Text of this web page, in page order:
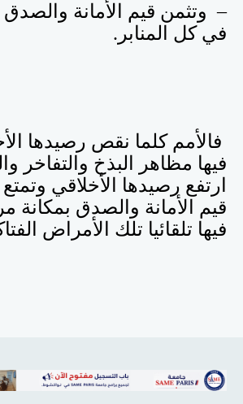
– وتثمن قيم الأمانة
في كل المنابر.
فالأمم كلما نقص رصيدها
فيها مظاهر البذخ والتفاخر
ارتفع رصيدها الأخلاقي
قيم الأمانة والصدق بمكانة
فيها تلقائيا تلك الأمراض